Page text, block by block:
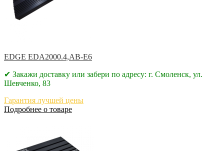
EDGE EDA2000.4,AB-E6
✔ Закажи доставку или забери по адресу: г. Смоленск, ул.
Шевченко, 83
Гарантия лучшей цены
Подробнее о товаре